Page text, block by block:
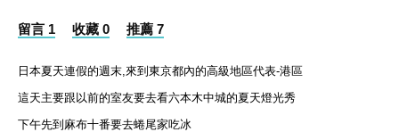
留言 1 收藏 0 推薦 7
日本夏天連假的週末,來到東京都內的高級地區代表-港區
這天主要跟以前的室友要去看六本木中城的夏天燈光秀
下午先到麻布十番要去蜷尾家吃冰